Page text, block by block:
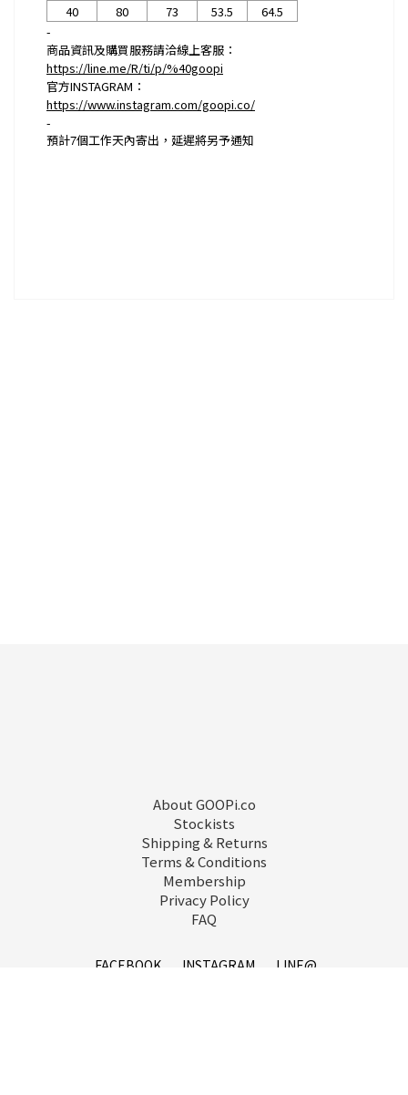
40
80 73 53.5
64.5
-
商品資訊及購買服務請洽線上客服：
https://line.me/R/ti/p/%40goopi
官方INSTAGRAM：
https://www.instagram.com/goopi.co/
-
預計7個工作天內寄出，延遲將另予通知
About GOOPi.co
Stockists
Shipping & Returns
Terms & Conditions
Membership
Privacy Policy
FAQ
FACEBOOK INSTAGRAM
LINE@